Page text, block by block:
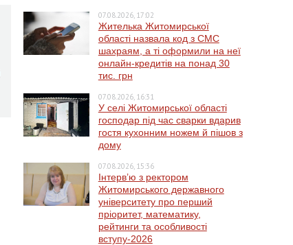
07.08.2026, 17:02
Жителька Житомирської
області назвала код з СМС
шахраям, а ті оформили на неї
онлайн-кредитів на понад 30
тис. грн
07.08.2026, 16:31
У селі Житомирської області
господар під час сварки вдарив
гостя кухонним ножем й пішов з
дому
07.08.2026, 15:36
Інтерв’ю з ректором
Житомирського державного
університету про перший
пріоритет, математику,
рейтинги та особливості
вступу-2026